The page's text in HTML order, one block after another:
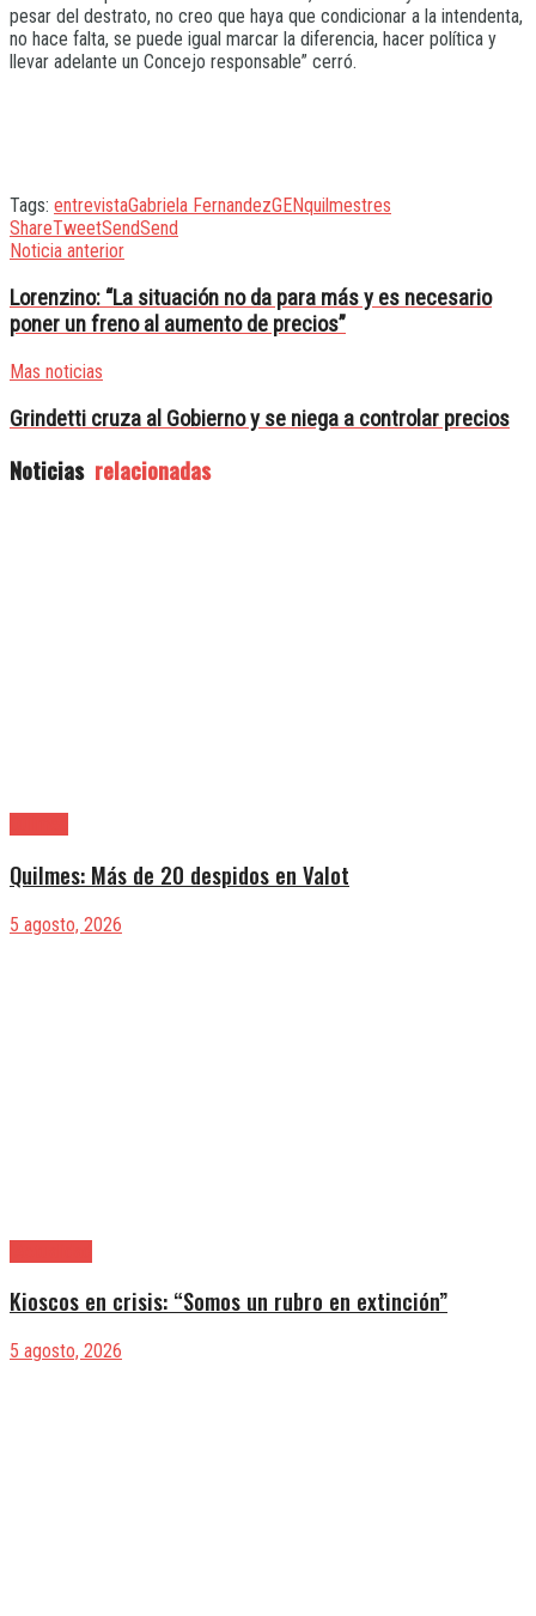
pesar del destrato, no creo que haya que condicionar a la intendenta,
no hace falta, se puede igual marcar la diferencia, hacer política y
llevar adelante un Concejo responsable” cerró.
Tags: entrevistaGabriela FernandezGENquilmestres
ShareTweetSendSend
Noticia anterior
Lorenzino: “La situación no da para más y es necesario
poner un freno al aumento de precios”
Mas noticias
Grindetti cruza al Gobierno y se niega a controlar precios
Noticias relacionadas
Quilmes: Más de 20 despidos en Valot
5 agosto, 2026
Kioscos en crisis: “Somos un rubro en extinción”
5 agosto, 2026